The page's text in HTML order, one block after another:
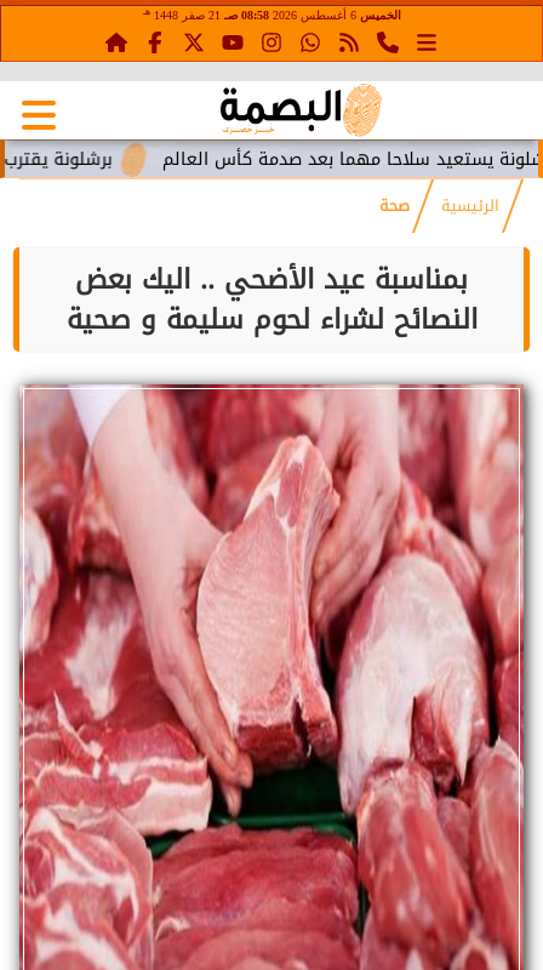
الخميس 6 أغسطس 2026 08:58 صـ 21 صفر 1448 هـ
برشلونة يقترب من سلاحا مهما بعد صدمة كأس العالم
الرئيسية صحة
بمناسبة عيد الأضحي .. اليك بعض
النصائح لشراء لحوم سليمة و صحية